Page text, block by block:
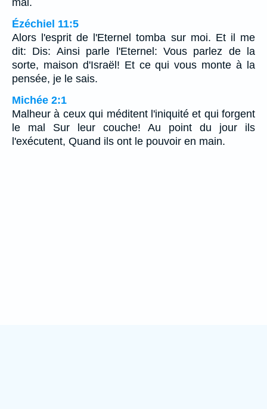
Ézéchiel 11:5
Alors l'esprit de l'Eternel tomba sur moi. Et il me
dit: Dis: Ainsi parle l'Eternel: Vous parlez de la
sorte, maison d'Israël! Et ce qui vous monte à la
pensée, je le sais.
Michée 2:1
Malheur à ceux qui méditent l'iniquité et qui forgent
le mal Sur leur couche! Au point du jour ils
l'exécutent, Quand ils ont le pouvoir en main.